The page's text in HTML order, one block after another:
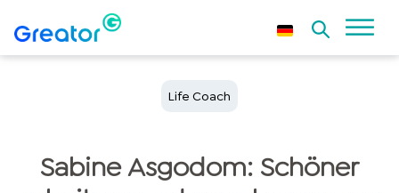
Life Coach
Sabine Asgodom: Schöner